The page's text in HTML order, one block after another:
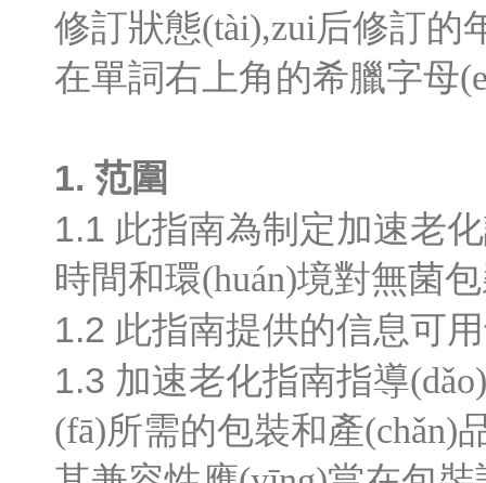
修訂狀態(tài),zui后修訂的
在單詞右上角的希臘字母
1. 范圍
1.1 此指南為制定加速老化
時間和環(huán)境對無菌包
1.2 此指南提供的信息可用
1.3 加速老化指南指導
(fā)所需的包裝和產(chǎn)